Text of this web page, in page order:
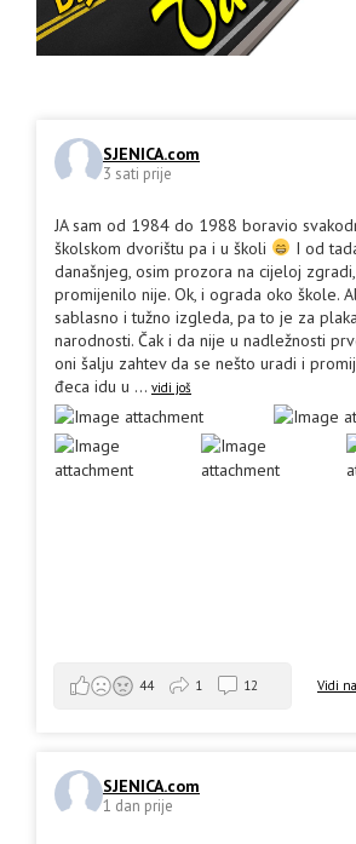
SJENICA.com
3 sati prije
JA sam od 1984 do 1988 boravio
školskom dvorištu pa i u školi
I od
današnjeg, osim prozora na cijeloj
promijenilo nije. Ok, i ograda oko škole.
sablasno i tužno izgleda, pa to je za
narodnosti. Čak i da nije u nadležnosti
oni šalju zahtev da se nešto uradi i
đeca idu u ... vidi još
Vidi
44 1 12
SJENICA.com
1 dan prije